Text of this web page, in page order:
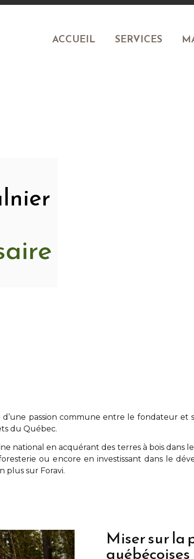
ACCUEIL SERVICES
d’une passion commune entre le fondateur et
du Québec.
national en acquérant des terres à bois dans
ou encore en investissant dans le
plus sur Foravi.
Miser sur la
québécoises